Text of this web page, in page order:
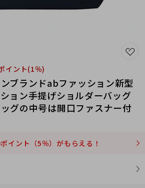
イント(1％)
ブランドabファッション新型
ョン手提げショルダーバッグ
グの中号は開口ファスナー付
イント（5％）がもらえる！